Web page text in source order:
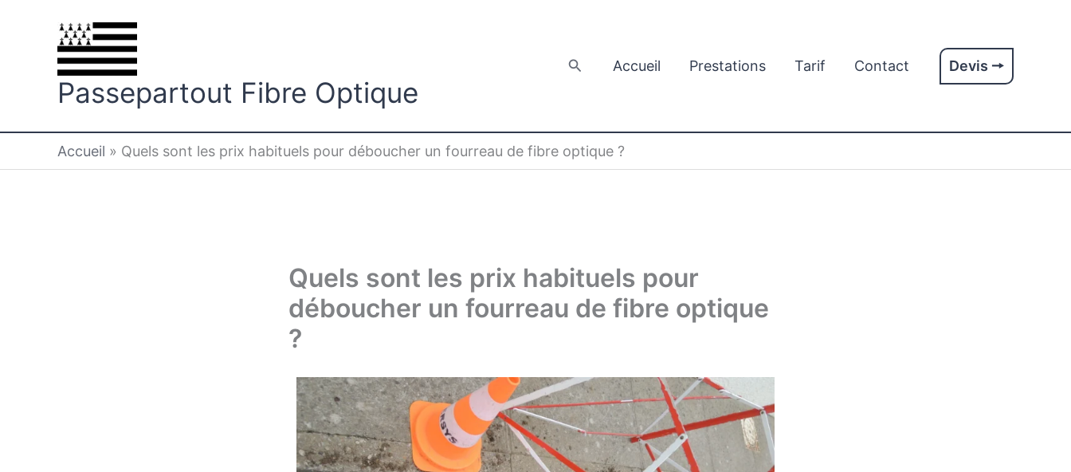
Passepartout Fibre Optique
Rechercher
Accueil Prestations Tarif Contact Devis 🠖
Accueil » Quels sont les prix habituels pour déboucher un fourreau de fibre optique ?
Quels sont les prix habituels pour
déboucher un fourreau de fibre optique
?